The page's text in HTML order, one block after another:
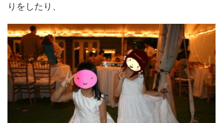
りをしたり、